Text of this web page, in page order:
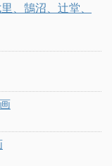
鵠沼、辻堂、